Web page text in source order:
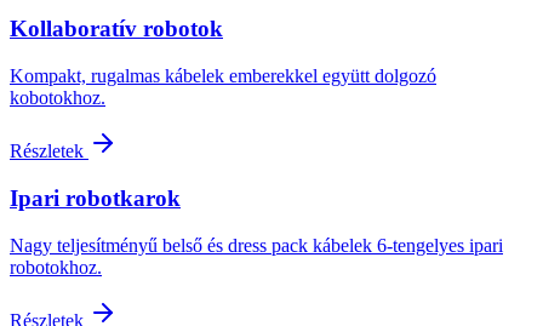
Kollaboratív robotok
Kompakt, rugalmas kábelek emberekkel együtt dolgozó
kobotokhoz.
Részletek
Ipari robotkarok
Nagy teljesítményű belső és dress pack kábelek 6-tengelyes ipari
robotokhoz.
Részletek